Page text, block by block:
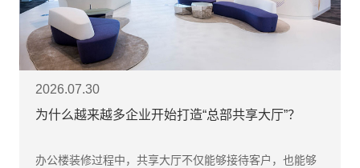
2026.07.30
为什么越来越多企业开始打造“总部共享大厅”？
办公楼装修过程中，共享大厅不仅能够接待客户，也能够